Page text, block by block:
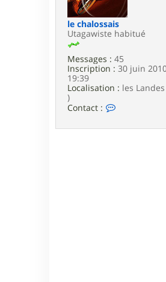
le chalossais
Utagawiste habitué
Messages : 45
Inscription : 30 juin
19:39
Localisation : les
)
Contact :